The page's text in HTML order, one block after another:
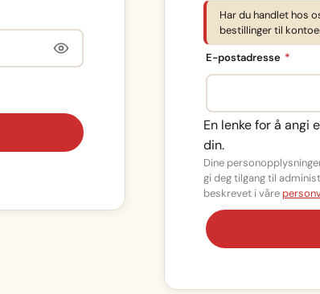
Har du handlet hos
bestillinger til
E-postadresse *
En lenke for å
din.
Dine
gi deg tilgang til
beskrevet i våre